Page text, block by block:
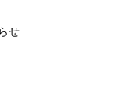
せ